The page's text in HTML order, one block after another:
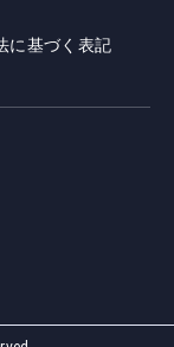
に基づく表記